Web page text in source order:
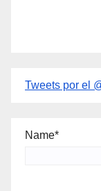
Tweets por el
Name*